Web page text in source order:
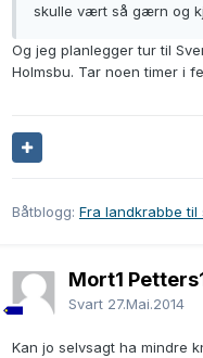
skulle vært så gærn og
Og jeg planlegger tur til
Holmsbu. Tar noen timer i
Båtblogg: Fra landkrabbe til
Mort1
Svart 27.Mai.2014
Kan jo selvsagt ha mindre